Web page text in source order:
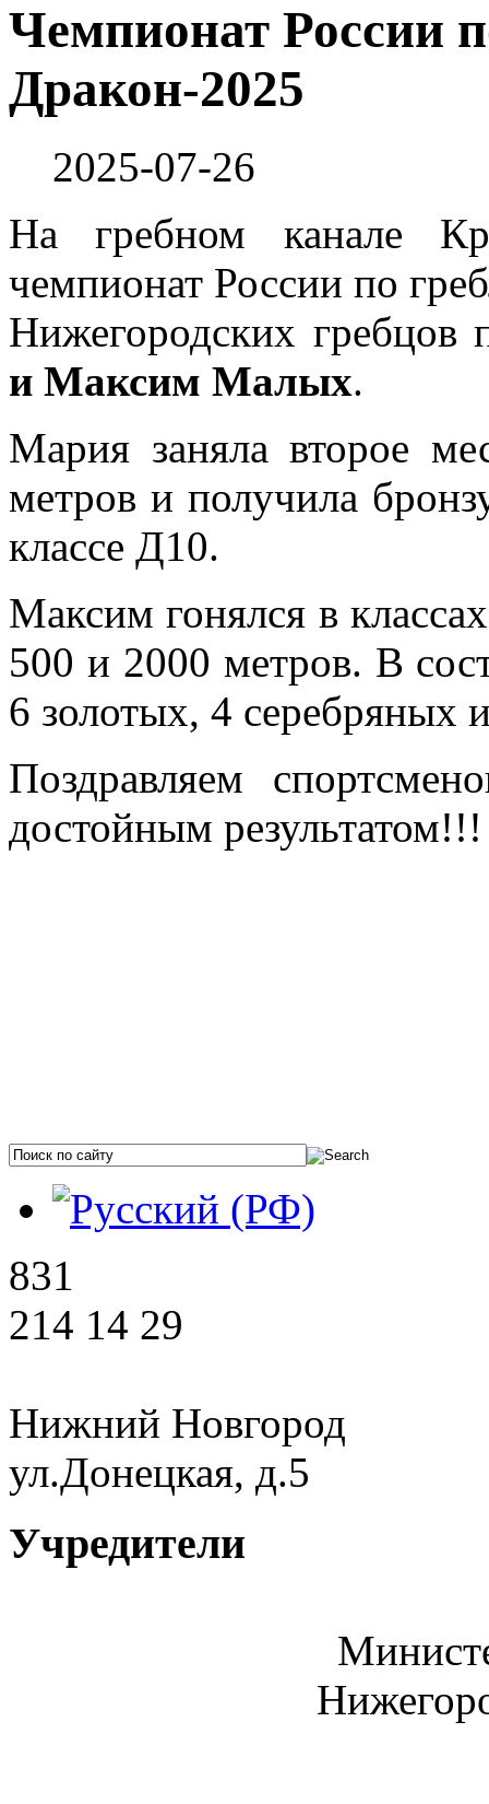
Чемпионат России
Дракон-2025
2025-07-26
На гребном канале
чемпионат России по
Нижегородских гребцов
и Максим Малых.
Мария заняла второе
метров и получила
классе Д10.
Максим гонялся в
500 и 2000 метров. В
6 золотых, 4 серебряных
Поздравляем
достойным результатом!!!
831
214 14 29
Нижний Новгород
ул.Донецкая, д.5
Учредители